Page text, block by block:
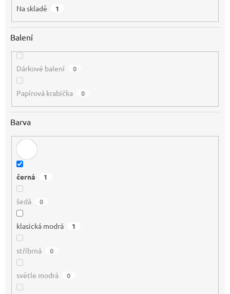
Na skladě 1
Balení
Dárkové balení 0
Papírová krabička 0
Barva
černá 1
šedá 0
klasická modrá 1
stříbrná 0
světle modrá 0